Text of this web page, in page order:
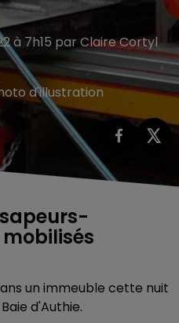
à 7h15 par Claire Cortyl
d'illustration
un immeuble cette nuit
d'Authie.